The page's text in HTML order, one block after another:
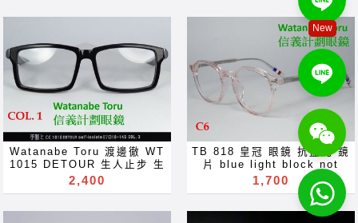
окуляри Cermin mata
темные очки Көзілдірік
solbriller Okulary
aurinkolasit 太陽眼鏡 太阳
眼镜 and ImeMyself
Eyewear casual wear
clothes
แว่นตากันแดด Сонячні
окуляри Cermin mata
hitam ocularia solaria
темные очки Көзілдірік
solbriller Okulary
aurinkolasit 太陽眼鏡 太阳
眼镜 and ImeMyself
Eyewear casual wear
clothes
eyeglasses Акуляры
lunettes نظارات очки
Brýle Mga Salamin
occhiali Gläser szemüveg
Окуляри bril Kính
glasögon Gelas चश्मा めが
ね 안경 Okulary specula
ImeMyself Eyewear
casual wear clothes and
accessories משקפיים
eyeglasses sunglasses
handmade glasses
Óculos de sol 선글라스
Sonnenbrillen occhiali da
sole solglasögon Kínhrâm
zonnebril Slunečníbrýle
Lunettes de soleil
Сонячніокуляри サングラ
ス solbriller
güneşgözlüğünaps
zemüveg Sólgleraugu
Kacamatahita धूप का चश्मा
Gafas de sol Сонячні
окуляри Carmine mata
hitamo cularia ImeMyself
Eyewear casual wear
光 變色鏡片 抗蓝光 滤蓝光
全視線 變色鏡片 全视线 变色
镜片 optical frames
spectacles glasses Rx
prescription for near far
sighted reading glass
blue light ray block
lenses filter eyeglasses
Акуляры Kacamata Gafas
Des lunettes نظارات очки
Brýle Mga Salamin
occhiali Gläser szemüveg
glasögon Gelas चश्मा めが
隔離 手工眼鏡 圓管 鏡腳 鏡
臂 tube temples tubular
arms 抗藍光 blue light
block lenses retro round
eyeglasses hand made
frame Japan 日本 手工眼鏡
眼鏡 可配 近視 老花 多焦點
鏡片 近视 眼镜 抗藍光 濾藍
光 變色鏡片 抗蓝光 滤蓝光
全視線 變色鏡片 全视线 变色
镜片 optical frames
spectacles glasses Rx
prescription for near far
sighted reading glass
blue light ray block
lenses filter eyeglasses
Акуляры Kacamata Gafas
Watanabe Toru 渡邊徹 WT
1015 DETOUR 生人止步 生
人勿近 此路不通 車輛改道
2,400
TB 818 皇冠 眼鏡 抗藍光 鏡
片 blue light block not
Thom Browne Watanabe
Toru WT 渡邊徹 hand
made Korea 韓國手工製 紅
白藍 三色鏡腳 EMS 黑科技
1,700
New